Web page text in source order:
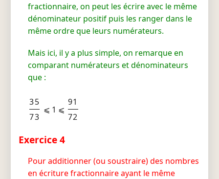
fractionnaire, on peut les écrire avec le même
dénominateur positif puis les ranger dans le
même ordre que leurs numérateurs.
Mais ici, il y a plus simple, on remarque en
comparant numérateurs et dénominateurs
que :
35
73
⩽ 1 ⩽
91
72
Exercice 4
Pour additionner (ou soustraire) des nombres
en écriture fractionnaire ayant le même